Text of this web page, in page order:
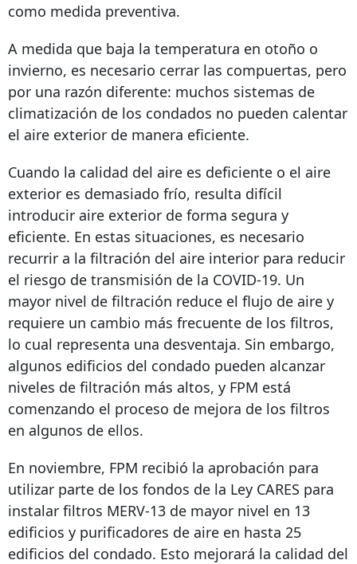
como medida preventiva.
A medida que baja la temperatura en otoño o
invierno, es necesario cerrar las compuertas, pero
por una razón diferente: muchos sistemas de
climatización de los condados no pueden calentar
el aire exterior de manera eficiente.
Cuando la calidad del aire es deficiente o el aire
exterior es demasiado frío, resulta difícil
introducir aire exterior de forma segura y
eficiente. En estas situaciones, es necesario
recurrir a la filtración del aire interior para reducir
el riesgo de transmisión de la COVID-19. Un
mayor nivel de filtración reduce el flujo de aire y
requiere un cambio más frecuente de los filtros,
lo cual representa una desventaja. Sin embargo,
algunos edificios del condado pueden alcanzar
niveles de filtración más altos, y FPM está
comenzando el proceso de mejora de los filtros
en algunos de ellos.
En noviembre, FPM recibió la aprobación para
utilizar parte de los fondos de la Ley CARES para
instalar filtros MERV-13 de mayor nivel en 13
edificios y purificadores de aire en hasta 25
edificios del condado. Esto mejorará la calidad del